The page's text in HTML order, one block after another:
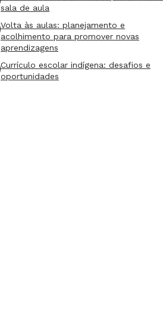
sala de aula
Volta às aulas: planejamento e
acolhimento para promover novas
aprendizagens
Currículo escolar indígena: desafios e
oportunidades